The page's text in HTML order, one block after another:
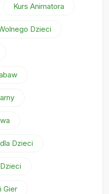
Kurs Animatora
Dzieci
Dzieci
Gier